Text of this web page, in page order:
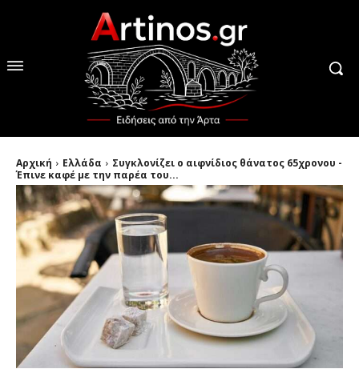
Αρχική Ελλάδα
Συγκλονίζει ο αιφνίδιος θάνατος 65χρονου -
Έπινε καφέ με την παρέα του...